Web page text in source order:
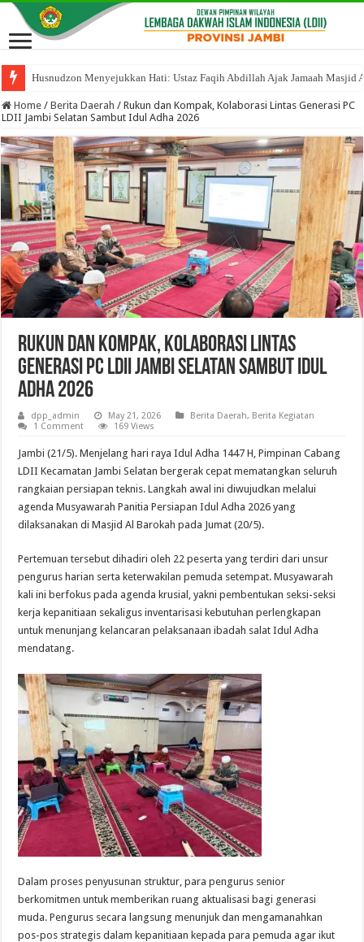
Husnudzon Menyejukkan Hati: Ustaz Faqih Abdillah Ajak Jamaah
Home / Berita Daerah / Rukun dan Kompak, Kolaborasi Lintas Generasi PC
LDII Jambi Selatan Sambut Idul Adha 2026
Rukun dan Kompak, Kolaborasi Lintas
Generasi PC LDII Jambi Selatan Sambut Idul
Adha 2026
dpp_admin May 21, 2026 Berita Daerah, Berita Kegiatan
1 Comment
169 Views
Jambi (21/5). Menjelang hari raya Idul Adha 1447 H, Pimpinan Cabang
LDII Kecamatan Jambi Selatan bergerak cepat mematangkan seluruh
rangkaian persiapan teknis. Langkah awal ini diwujudkan melalui
agenda Musyawarah Panitia Persiapan Idul Adha 2026 yang
dilaksanakan di Masjid Al Barokah pada Jumat (20/5).
Pertemuan tersebut dihadiri oleh 22 peserta yang terdiri dari unsur
pengurus harian serta keterwakilan pemuda setempat. Musyawarah
kali ini berfokus pada agenda krusial, yakni pembentukan seksi-seksi
kerja kepanitiaan sekaligus inventarisasi kebutuhan perlengkapan
untuk menunjang kelancaran pelaksanaan ibadah salat Idul Adha
mendatang.
Dalam proses penyusunan struktur, para pengurus senior
berkomitmen untuk memberikan ruang aktualisasi bagi generasi
muda. Pengurus secara langsung menunjuk dan mengamanahkan
pos-pos strategis dalam kepanitiaan kepada para pemuda agar ikut